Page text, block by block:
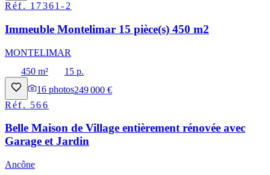
Réf. 17361-2
Immeuble Montelimar 15 pièce(s) 450 m2
MONTELIMAR
450 m²
15 p.
16 photos249 000 €
Réf. 566
Belle Maison de Village entièrement rénovée avec
Garage et Jardin
Ancône